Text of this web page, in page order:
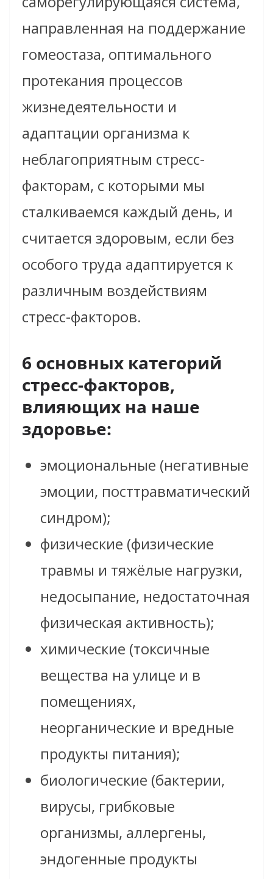
направленная на поддержание
гомеостаза, оптимального
протекания процессов
жизнедеятельности и
адаптации организма к
неблагоприятным стресс-
факторам, с которыми мы
сталкиваемся каждый день, и
считается здоровым, если без
особого труда адаптируется к
различным воздействиям
стресс-факторов.
6 основных категорий
стресс-факторов,
влияющих на наше
здоровье:
эмоциональные (негативные
эмоции, посттравматический
синдром);
физические (физические
травмы и тяжёлые нагрузки,
недосыпание, недостаточная
физическая активность);
химические (токсичные
вещества на улице и в
помещениях,
неорганические и вредные
продукты питания);
биологические (бактерии,
вирусы, грибковые
организмы, аллергены,
эндогенные продукты